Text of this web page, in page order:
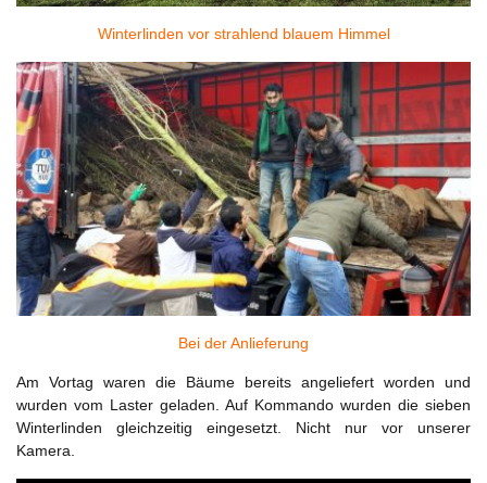
Winterlinden vor strahlend blauem Himmel
Bei der Anlieferung
Am Vortag waren die Bäume bereits angeliefert worden und
wurden vom Laster geladen. Auf Kommando wurden die sieben
Winterlinden gleichzeitig eingesetzt. Nicht nur vor unserer
Kamera.